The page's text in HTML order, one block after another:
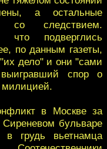
а остальные
со следствием.
что подверглись
по данным газеты,
дело" и они "сами
спор о
милицией.
в Москве за
Сиреневом бульваре
в грудь вьетнамца